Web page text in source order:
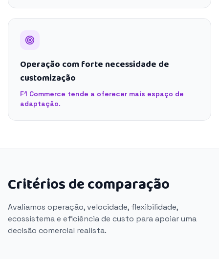
Operação com forte necessidade de
customização
F1 Commerce tende a oferecer mais espaço de
adaptação.
Critérios de comparação
Avaliamos operação, velocidade, flexibilidade,
ecossistema e eficiência de custo para apoiar uma
decisão comercial realista.